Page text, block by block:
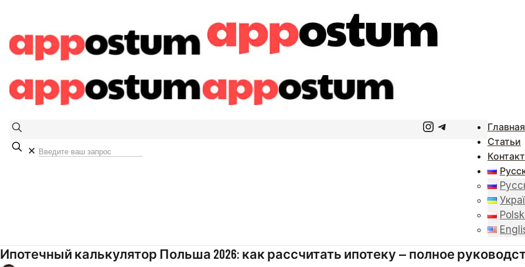
Главная
Статьи
Instagram
Telegram
✕
Ипотечный калькулятор Польша 2026: как рассчитать ипотеку — полное